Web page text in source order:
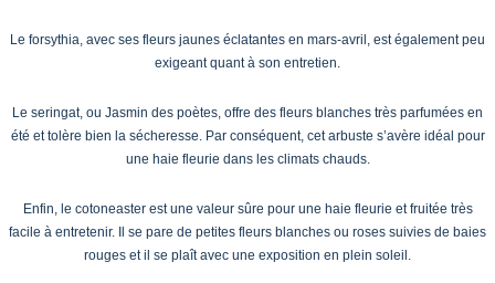
Le forsythia, avec ses fleurs jaunes éclatantes en mars-avril, est également peu
exigeant quant à son entretien.
Le seringat, ou Jasmin des poètes, offre des fleurs blanches très parfumées en
été et tolère bien la sécheresse. Par conséquent, cet arbuste s’avère idéal pour
une haie fleurie dans les climats chauds.
Enfin, le cotoneaster est une valeur sûre pour une haie fleurie et fruitée très
facile à entretenir. Il se pare de petites fleurs blanches ou roses suivies de baies
rouges et il se plaît avec une exposition en plein soleil.